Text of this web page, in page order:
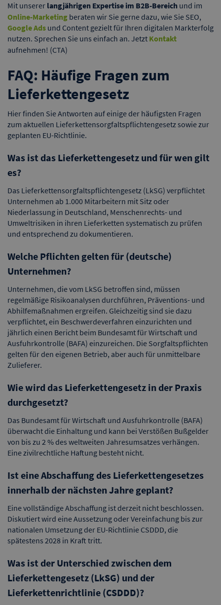
Mit unserer langjährigen Expertise im B2B-Bereich und im
Online-Marketing beraten wir Sie gerne dazu, wie Sie SEO,
Google Ads und Content gezielt für Ihren digitalen Markterfolg
nutzen. Sprechen Sie uns einfach an. Jetzt Kontakt
aufnehmen! (CTA)
FAQ: Häufige Fragen zum
Lieferkettengesetz
Hier finden Sie Antworten auf einige der häufigsten Fragen
zum aktuellen Lieferkettensorgfaltspflichtengesetz sowie zur
geplanten EU-Richtlinie.
Was ist das Lieferkettengesetz und für wen gilt
es?
Das Lieferkettensorgfaltspflichtengesetz (LkSG) verpflichtet
Unternehmen ab 1.000 Mitarbeitern mit Sitz oder
Niederlassung in Deutschland, Menschenrechts- und
Umweltrisiken in ihren Lieferketten systematisch zu prüfen
und entsprechend zu dokumentieren.
Welche Pflichten gelten für (deutsche)
Unternehmen?
Unternehmen, die vom LkSG betroffen sind, müssen
regelmäßige Risikoanalysen durchführen, Präventions- und
Abhilfemaßnahmen ergreifen. Gleichzeitig sind sie dazu
verpflichtet, ein Beschwerdeverfahren einzurichten und
jährlich einen Bericht beim Bundesamt für Wirtschaft und
Ausfuhrkontrolle (BAFA) einzureichen. Die Sorgfaltspflichten
gelten für den eigenen Betrieb, aber auch für unmittelbare
Zulieferer.
Wie wird das Lieferkettengesetz in der Praxis
durchgesetzt?
Das Bundesamt für Wirtschaft und Ausfuhrkontrolle (BAFA)
überwacht die Einhaltung und kann bei Verstößen Bußgelder
von bis zu 2 % des weltweiten Jahresumsatzes verhängen.
Eine zivilrechtliche Haftung besteht nicht.
Ist eine Abschaffung des Lieferkettengesetzes
innerhalb der nächsten Jahre geplant?
Eine vollständige Abschaffung ist derzeit nicht beschlossen.
Diskutiert wird eine Aussetzung oder Vereinfachung bis zur
nationalen Umsetzung der EU-Richtlinie CSDDD, die
spätestens 2028 in Kraft tritt.
Was ist der Unterschied zwischen dem
Lieferkettengesetz (LkSG) und der
Lieferkettenrichtlinie (CSDDD)?